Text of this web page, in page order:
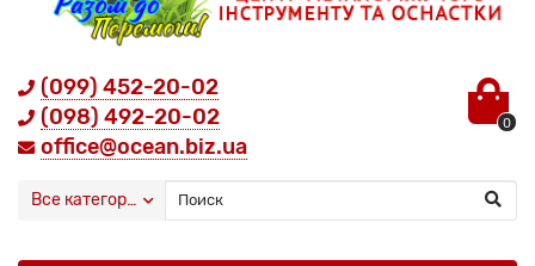
(099) 452-20-02
(098) 492-20-02
office@ocean.biz.ua
0
Все категории